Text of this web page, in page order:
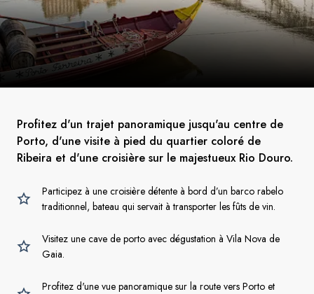
Profitez d'un trajet panoramique jusqu'au centre de
Porto, d'une visite à pied du quartier coloré de
Ribeira et d'une croisière sur le majestueux Rio Douro.
Participez à une croisière détente à bord d’un barco rabelo
traditionnel, bateau qui servait à transporter les fûts de vin.
Visitez une cave de porto avec dégustation à Vila Nova de
Gaia.
Profitez d'une vue panoramique sur la route vers Porto et